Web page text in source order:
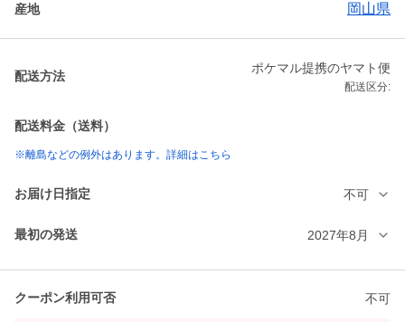
産地 岡山県
配送方法
ポケマル提携のヤマト便
配送区分:
配送料金（送料）
※離島などの例外はあります。詳細はこちら
お届け日指定 不可
最初の発送 2027年8月
クーポン利用可否 不可